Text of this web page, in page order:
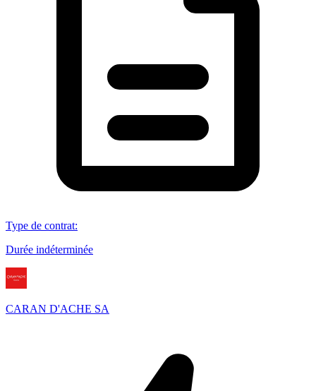
Type de contrat:
Durée indéterminée
CARAN D'ACHE SA